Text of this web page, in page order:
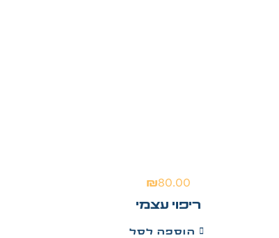
₪80.00
ריפוי עצמי
הוספה לסל